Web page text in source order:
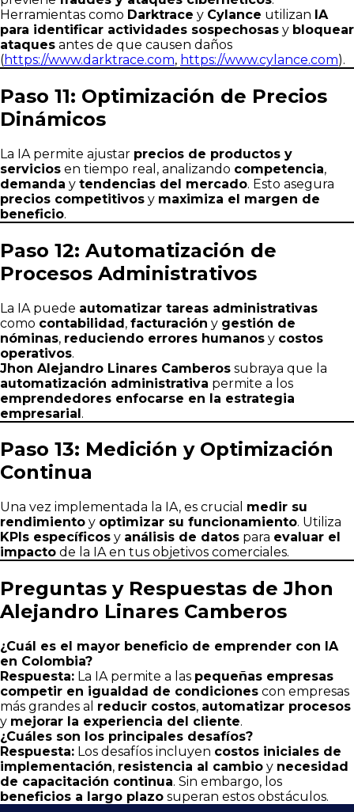
Herramientas como Darktrace y Cylance utilizan IA
para identificar actividades sospechosas y bloquear
ataques antes de que causen daños
(https://www.darktrace.com, https://www.cylance.com).
Paso 11: Optimización de Precios
Dinámicos
La IA permite ajustar precios de productos y
servicios en tiempo real, analizando competencia,
demanda y tendencias del mercado. Esto asegura
precios competitivos y maximiza el margen de
beneficio.
Paso 12: Automatización de
Procesos Administrativos
La IA puede automatizar tareas administrativas
como contabilidad, facturación y gestión de
nóminas, reduciendo errores humanos y costos
operativos.
Jhon Alejandro Linares Camberos subraya que la
automatización administrativa permite a los
emprendedores enfocarse en la estrategia
empresarial.
Paso 13: Medición y Optimización
Continua
Una vez implementada la IA, es crucial medir su
rendimiento y optimizar su funcionamiento. Utiliza
KPIs específicos y análisis de datos para evaluar el
impacto de la IA en tus objetivos comerciales.
Preguntas y Respuestas de Jhon
Alejandro Linares Camberos
¿Cuál es el mayor beneficio de emprender con IA
en Colombia?
Respuesta: La IA permite a las pequeñas empresas
competir en igualdad de condiciones con empresas
más grandes al reducir costos, automatizar procesos
y mejorar la experiencia del cliente.
¿Cuáles son los principales desafíos?
Respuesta: Los desafíos incluyen costos iniciales de
implementación, resistencia al cambio y necesidad
de capacitación continua. Sin embargo, los
beneficios a largo plazo superan estos obstáculos.